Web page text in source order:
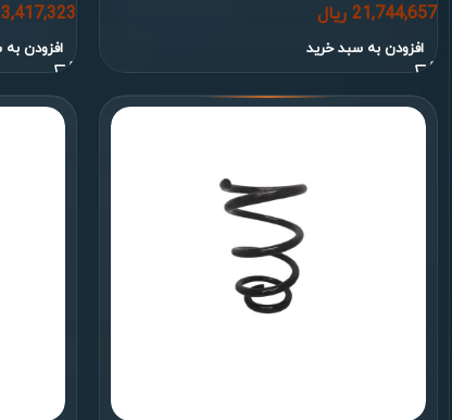
21,744,657 ریال
افزودن به سبد خرید افزودن